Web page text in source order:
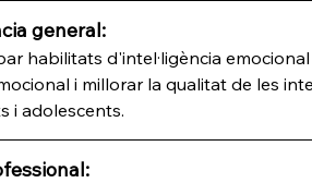
general:
habilitats d'intel·ligència
i millorar la qualitat de les
i adolescents.